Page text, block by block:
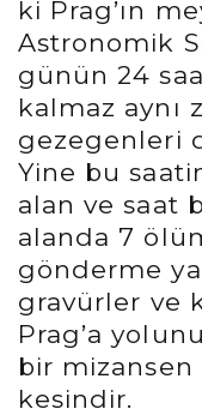
ki Prag’ın
Astronomik
günün 24
kalmaz aynı
gezegenleri
Yine bu
alan ve saat
alanda 7
gönderme
gravürler ve
Prag’a
bir mizansen
kesindir.